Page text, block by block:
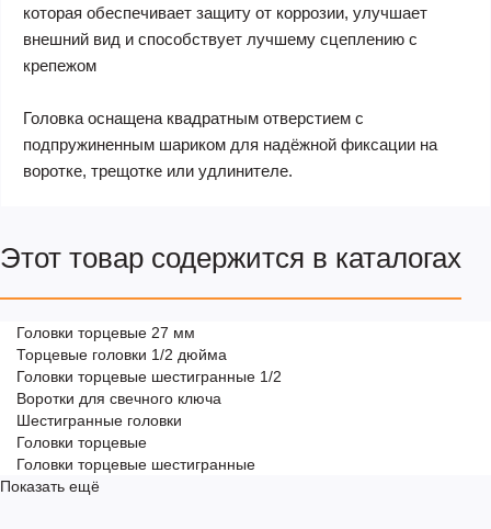
которая обеспечивает защиту от коррозии, улучшает
внешний вид и способствует лучшему сцеплению с
крепежом
Головка оснащена квадратным отверстием с
подпружиненным шариком для надёжной фиксации на
воротке, трещотке или удлинителе.
Этот товар содержится в каталогах
Головки торцевые 27 мм
Торцевые головки 1/2 дюйма
Головки торцевые шестигранные 1/2
Воротки для свечного ключа
Шестигранные головки
Головки торцевые
Головки торцевые шестигранные
Показать ещё